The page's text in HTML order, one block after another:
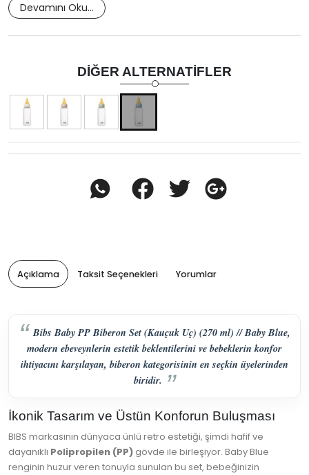
Devamını Oku...
DIĞER ALTERNATIFLER
Açıklama Taksit Seçenekleri Yorumlar
Bibs Baby PP Biberon Set (Kauçuk Uç) (270 ml) // Baby Blue,
modern ebeveynlerin estetik beklentilerini ve bebeklerin konfor
ihtiyacını karşılayan, biberon kategorisinin en seçkin üyelerinden
biridir.
İkonik Tasarım ve Üstün Konforun Buluşması
BIBS markasının dünyaca ünlü retro estetiği, şimdi hafif ve
dayanıklı Polipropilen (PP) gövde ile birleşiyor. Baby Blue
renginin huzur veren tonuyla sunulan bu set, bebeğinizin